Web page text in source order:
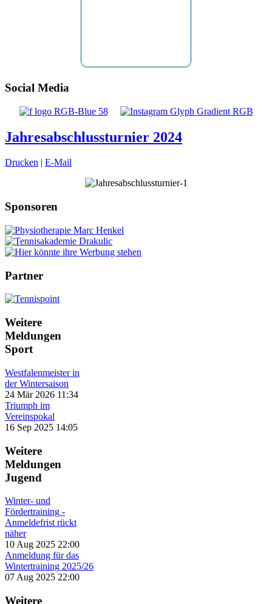
Social Media
Jahresabschlussturnier 2024
Drucken E-Mail
Sponsoren
Partner
Weitere
Meldungen
Sport
Westfalenmeister in
der Wintersaison
24 Mär 2026 11:34
Triumph im
Vereinspokal
16 Sep 2025 14:05
Weitere
Meldungen
Jugend
Winter- und
Fördertraining -
Anmeldefrist rückt
näher
10 Aug 2025 22:00
Anmeldung für das
Wintertraining 2025/26
07 Aug 2025 22:00
Weitere